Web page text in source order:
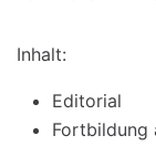
Inhalt:
Editorial
Fortbildung